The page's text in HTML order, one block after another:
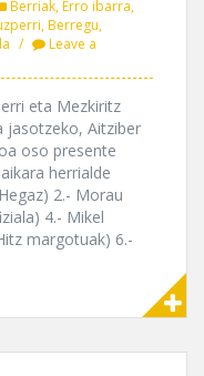
Berriak,Erro ibarra,
,Berregu,
Leave a
eta Mezkiritz
jasotzeko, Aitziber
oso presente
herrialde
2.- Morau
4.- Mikel
margotuak) 6.-